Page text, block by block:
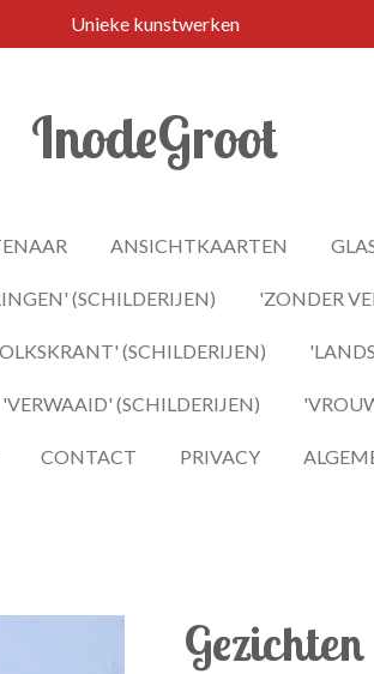
Unieke kunstwerken
InodeGroot
ANSICHTKAARTEN
(SCHILDERIJEN) 'ZONDER
(SCHILDERIJEN)
'VERWAAID' (SCHILDERIJEN)
CONTACT PRIVACY